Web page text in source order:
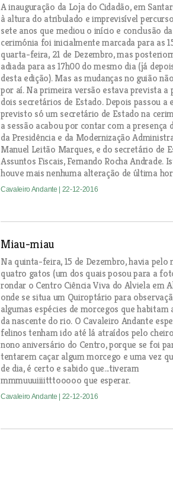
A inauguração da Loja do Cidadão, em
à altura do atribulado e imprevisível
sete anos que mediou o início e conclusão
cerimónia foi inicialmente marcada para as
quarta-feira, 21 de Dezembro, mas
adiada para as 17h00 do mesmo dia (já
desta edição). Mas as mudanças no guião
por aí. Na primeira versão estava prevista a
dois secretários de Estado. Depois passou a
previsto só um secretário de Estado na
a sessão acabou por contar com a presença
da Presidência e da Modernização
Manuel Leitão Marques, e do secretário de
Assuntos Fiscais, Fernando Rocha Andrade.
houve mais nenhuma alteração de última
Cavaleiro Andante | 22-12-2016
Miau-miau
Na quinta-feira, 15 de Dezembro, havia pelo
quatro gatos (um dos quais posou para a
rondar o Centro Ciência Viva do Alviela em
onde se situa um Quiroptário para
algumas espécies de morcegos que habitam
da nascente do rio. O Cavaleiro Andante
felinos tenham ido até lá atraídos pelo
nono aniversário do Centro, porque se foi
tentarem caçar algum morcego e uma vez
de dia, é certo e sabido que...tiveram
mmmuuuiiiitttooooo que esperar.
Cavaleiro Andante | 22-12-2016